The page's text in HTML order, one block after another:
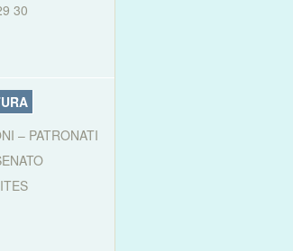
30
– PATRONATI